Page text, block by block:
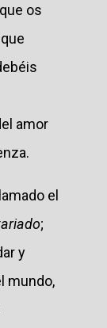
os
amor
el
;
y
mundo,